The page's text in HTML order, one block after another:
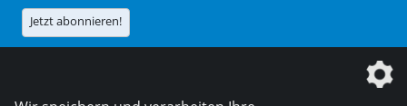
Jetzt abonnieren!
Die DVS Media GmbH ist ein Unternehmen der